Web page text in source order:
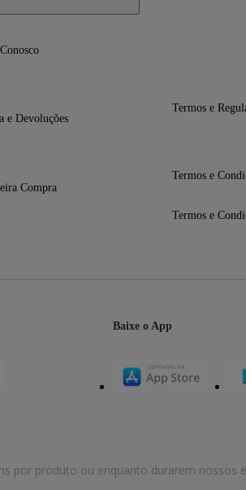
e Devoluções
Compra
Termos e
Termos e
Termos e
Baixe o App
por produto ou enquanto durarem nossos